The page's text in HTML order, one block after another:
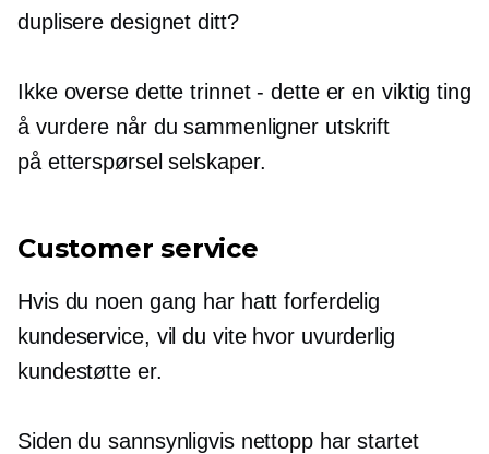
duplisere designet ditt?
Ikke overse dette trinnet - dette er en viktig ting
å vurdere når du sammenligner utskrift
på etterspørsel selskaper.
Customer service
Hvis du noen gang har hatt forferdelig
kundeservice, vil du vite hvor uvurderlig
kundestøtte er.
Siden du sannsynligvis nettopp har startet